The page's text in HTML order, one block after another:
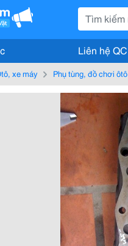
Liên hệ QC
xe máy Phụ tùng, đồ chơi ôtô